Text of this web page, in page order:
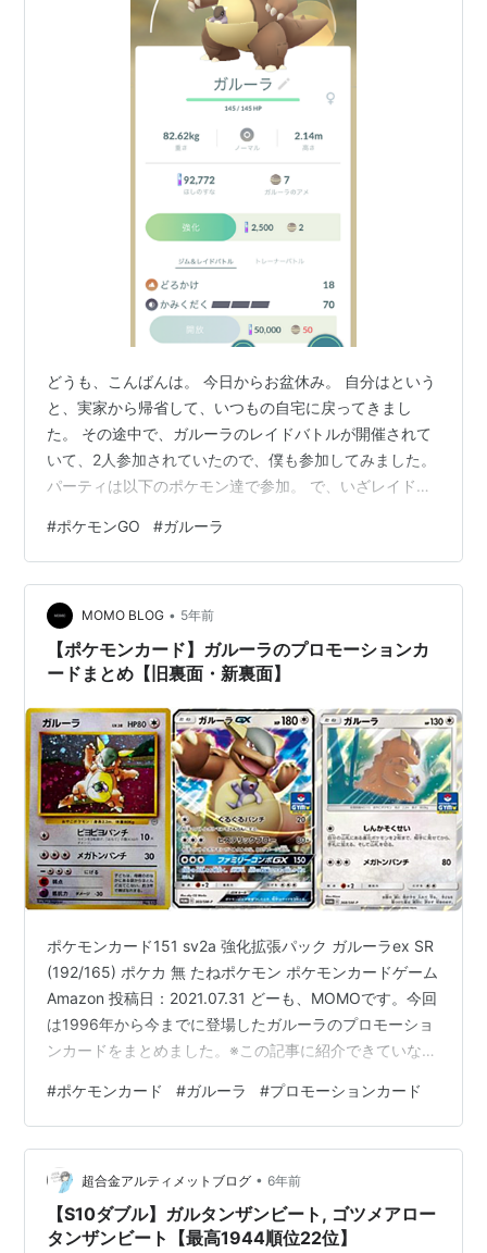
どうも、こんばんは。 今日からお盆休み。 自分はという
と、実家から帰省して、いつもの自宅に戻ってきまし
た。 その途中で、ガルーラのレイドバトルが開催されて
いて、2人参加されていたので、僕も参加してみました。
パーティは以下のポケモン達で参加。 で、いざレイドバ
★3レイドバトルとか、一人で討伐したことないんだけ
ど、どうしよう。 なけなしのリモートレイドパスを使用
して、電車の中で参加したのが不味かったのかな？ しか
し、ここで負けるとリモートレイドパスが無駄になると
思い、ガルーラをひたすら攻撃していました。 で、最終
的には残り時間10秒くらいで…
#ポケモンGO #ガルーラ
MOMO BLOG • 5年前
【ポケモンカード】ガルーラのプロモーションカ
ードまとめ【旧裏面・新裏面】
ポケモンカード151 sv2a 強化拡張パック ガルーラex SR
(192/165) ポケカ 無 たねポケモン ポケモンカードゲーム
Amazon 投稿日：2021.07.31 どーも、MOMOです。今回
は1996年から今までに登場したガルーラのプロモーショ
ンカードをまとめました。※この記事に紹介できていない
ルーラのプロモーションカード一覧 ガルーラのプロモー
ションカード紹介 ガルーラのプロモーションカード一覧
カード名 登場日 詳細 ガルーラ 1998年5月 ガルーラ親子
大会入賞賞品カード ガルーラGX 2018年12月 サン＆ムー
ン プ…
#ポケモンカード #ガルーラ #プロモーションカード
超合金アルティメットブログ • 6年前
【S10ダブル】ガルタンザンビート, ゴツメアロー
タンザンビート【最高1944順位22位】